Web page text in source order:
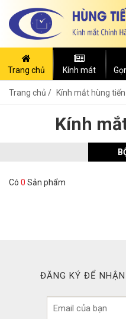
Trang chủ Kính mát
Trang chủ Kính mắt hùng
Kính
Có 0 Sản phẩm
ĐĂNG KÝ ĐỂ